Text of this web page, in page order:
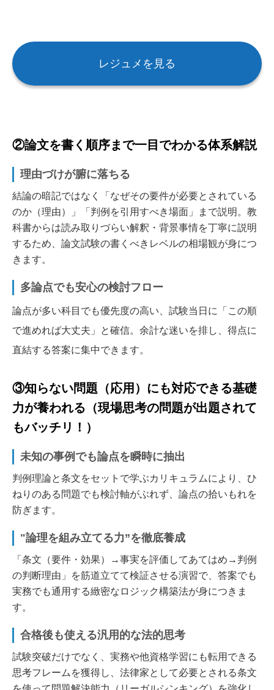
レジュメを見る
②論文を書く順序まで一目でわかる体系解説
理由づけが腑に落ちる
結論の暗記ではなく「なぜその要件が必要とされている
のか（理由）」「判例を引用すべき場面」まで説明。教
科書からは読み取りづらい解釈・背景事情を丁寧に説明
するため、論文試験の書くべきレベルの相場観が身につ
きます。
多論点でも安心の検討フロー
論点が多い科目でも優先度の高い、試験当日に「この順
で進めれば大丈夫」と確信。余計な迷いを排し、得点に
直結する答案に集中できます。
③知らない問題（応用）にも対応できる基礎
力が養われる（現場思考の問題が出題されて
もバッチリ！）
未知の事例でも論点を瞬時に抽出
判例理論と条文をセットで学ぶカリキュラムにより、ひ
ねりのある問題でも検討軸がぶれず、論点の拾いもれを
防ぎます。
"論理を組み立てる力”を徹底養成
「条文（要件・効果）→事実を評価してあてはめ→判例
の判断理由」を筋道立てて検証させる演習で、答案でも
実務でも通用する緻密なロジック構築法が身につきま
す。
合格後も使える汎用的な法的思考
試験突破だけでなく、実務や他資格学習にも転用できる
思考フレームを獲得し、法律家として必要とされる条文